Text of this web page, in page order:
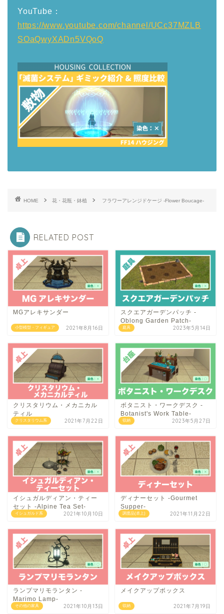
YouTube：
https://www.youtube.com/channel/UCc37MZLB
SOaQwyXADn5VQoQ
HOME 花・花瓶・鉢植 フラワーアレンジドケージ -Flower Boucage-
RELATED POST
小型模型・フィギュア
MGアレキサンダー
2021年8月16日 庭具
スクエアガーデンパッチ -
Oblong Garden Patch-
2023年5月14日
クリスタリウム系
クリスタリウム・メカニカル
ティル
2021年7月22日 収納
ボタニスト・ワークデスク -
Botanist's Work Table-
2023年5月27日
イシュガルド系
イシュガルディアン・ティー
セット -Alpine Tea Set-
2021年10月10日 調度品(卓上)
ディナーセット -Gourmet
Supper-
2021年11月22日
その他の家具
ランプマリモランタン -
Marimo Lamp-
2021年10月13日 収納
メイクアップボックス
2021年7月19日